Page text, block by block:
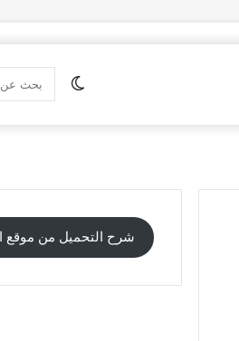
الوضع
شرح التحميل من موقع